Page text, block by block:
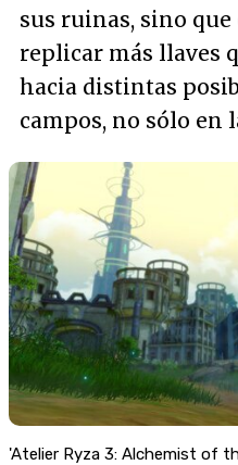
sus ruinas, sino que
replicar más llaves
hacia distintas
campos, no sólo en
'Atelier Ryza 3: Alchemist of